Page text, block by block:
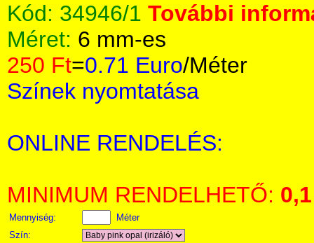
Kód: 34946/1 További
Méret: 6 mm-es
250 Ft=0.71 Euro/Méter
Színek nyomtatása
ONLINE RENDELÉS:
MINIMUM RENDELHETŐ: 0,1
Mennyiség:
Méter
Szín: